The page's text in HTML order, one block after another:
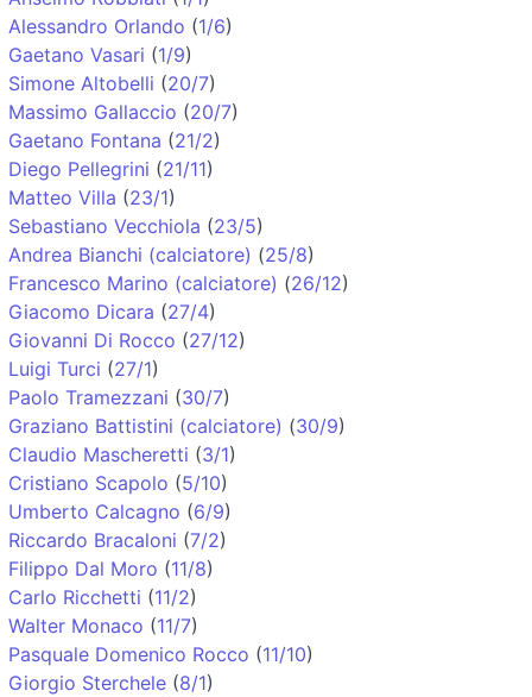
Alessandro Orlando (1/6)
Gaetano Vasari (1/9)
Simone Altobelli (20/7)
Massimo Gallaccio (20/7)
Gaetano Fontana (21/2)
Diego Pellegrini (21/11)
Matteo Villa (23/1)
Sebastiano Vecchiola (23/5)
Andrea Bianchi (calciatore) (25/8)
Francesco Marino (calciatore) (26/12)
Giacomo Dicara (27/4)
Giovanni Di Rocco (27/12)
Luigi Turci (27/1)
Paolo Tramezzani (30/7)
Graziano Battistini (calciatore) (30/9)
Claudio Mascheretti (3/1)
Cristiano Scapolo (5/10)
Umberto Calcagno (6/9)
Riccardo Bracaloni (7/2)
Filippo Dal Moro (11/8)
Carlo Ricchetti (11/2)
Walter Monaco (11/7)
Pasquale Domenico Rocco (11/10)
Giorgio Sterchele (8/1)